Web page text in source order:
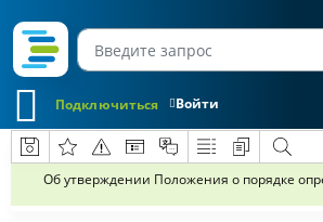
Войти
Подключиться
Об утверждении Положения о порядке